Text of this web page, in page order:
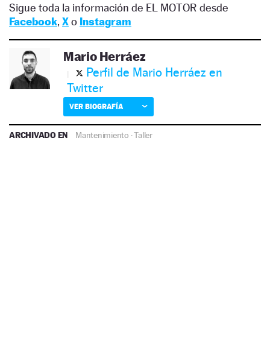
Sigue toda la información de EL MOTOR desde
Facebook, Xo Instagram
Mario Herráez
Perfil de Mario Herráez en
Twitter
VER BIOGRAFÍA
ARCHIVADO EN Mantenimiento ·Taller